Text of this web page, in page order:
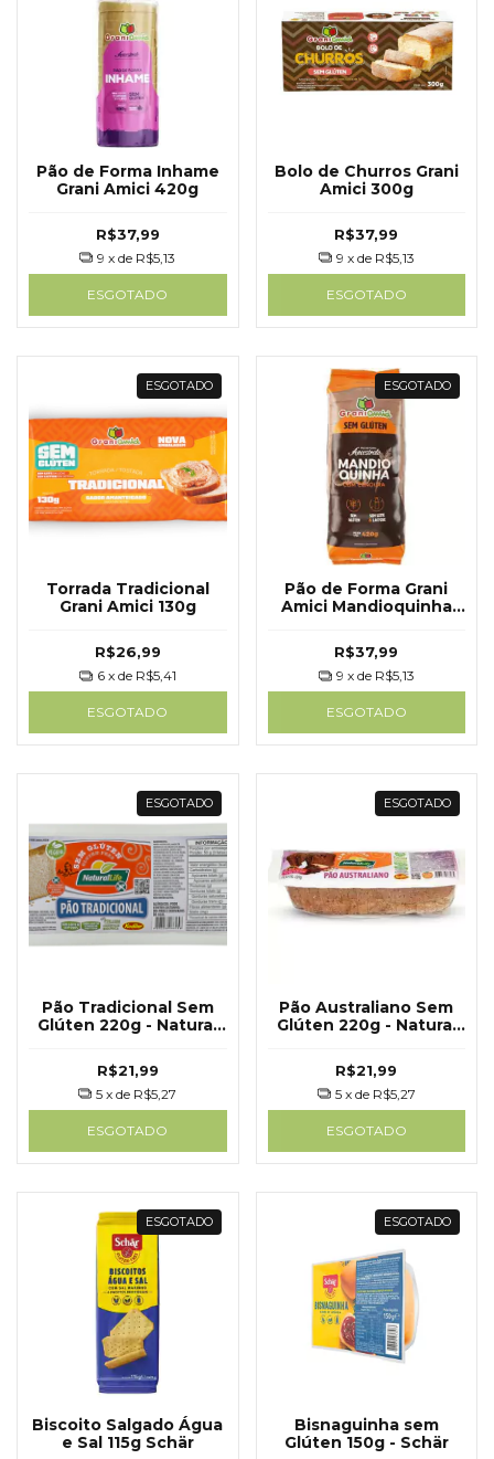
Pão de Forma Inhame
Grani Amici 420g
R$37,99
9 x de R$5,13
ESGOTADO
Bolo de Churros Grani
Amici 300g
R$37,99
9 x de R$5,13
ESGOTADO
ESGOTADO
Torrada Tradicional
Grani Amici 130g
R$26,99
6 x de R$5,41
ESGOTADO
ESGOTADO
Pão de Forma Grani
Amici Mandioquinha
R$37,99
9 x de R$5,13
ESGOTADO
ESGOTADO
Pão Tradicional Sem
Glúten 220g - Natural
R$21,99
5 x de R$5,27
ESGOTADO
ESGOTADO
Pão Australiano Sem
Glúten 220g - Natural
R$21,99
5 x de R$5,27
ESGOTADO
ESGOTADO
Biscoito Salgado Água
e Sal 115g Schär
ESGOTADO
Bisnaguinha sem
Glúten 150g - Schär